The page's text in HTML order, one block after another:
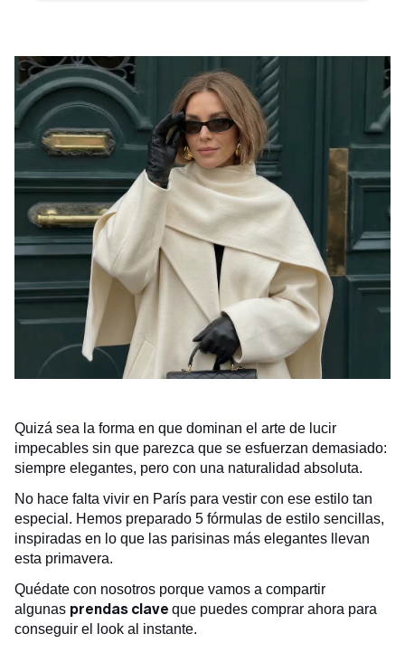
Quizá sea la forma en que dominan el arte de lucir
impecables sin que parezca que se esfuerzan demasiado:
siempre elegantes, pero con una naturalidad absoluta.
No hace falta vivir en París para vestir con ese estilo tan
especial. Hemos preparado 5 fórmulas de estilo sencillas,
inspiradas en lo que las parisinas más elegantes llevan
esta primavera.
Quédate con nosotros porque vamos a compartir
algunas prendas clave que puedes comprar ahora para
conseguir el look al instante.